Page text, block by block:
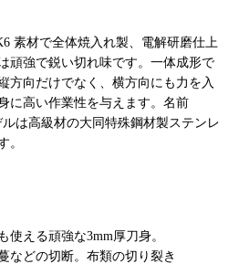
素材で全体焼入れ製、電解研磨仕上
頑強で鋭い切れ味です。一体成形で
方向だけでなく、横方向にも力を入
に高い作業性を与えます。名前
は高級材の大同特殊鋼材製ステンレ
。
える頑強な3mm厚刀身。
どの切断。布類の切り裂き